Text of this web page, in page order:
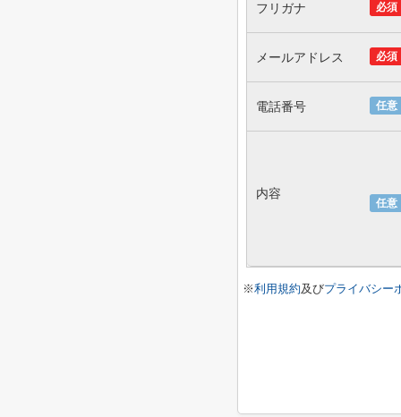
必須
フリガナ
必須
メールアドレス
任意
電話番号
任意
内容
※利用規約及びプライバシー